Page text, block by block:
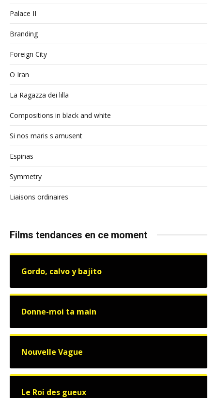
Palace II
Branding
Foreign City
O Iran
La Ragazza dei lilla
Compositions in black and white
Si nos maris s'amusent
Espinas
Symmetry
Liaisons ordinaires
Films tendances en ce moment
Gordo, calvo y bajito
Donne-moi ta main
Nouvelle Vague
Le Roi des gueux